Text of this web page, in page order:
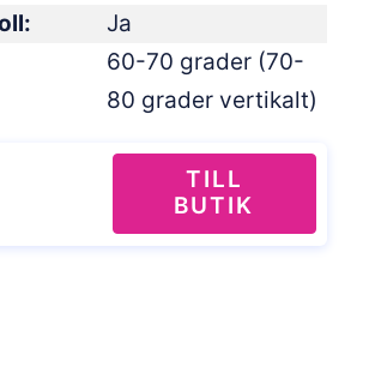
Ja
60-70 grader (70-
80 grader vertikalt)
TILL
BUTIK